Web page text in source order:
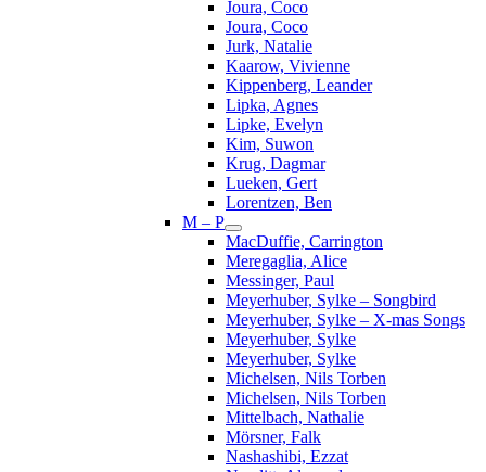
Joura, Coco
Joura, Coco
Jurk, Natalie
Kaarow, Vivienne
Kippenberg, Leander
Lipka, Agnes
Lipke, Evelyn
Kim, Suwon
Krug, Dagmar
Lueken, Gert
Lorentzen, Ben
M – P
MacDuffie, Carrington
Meregaglia, Alice
Messinger, Paul
Meyerhuber, Sylke – Songbird
Meyerhuber, Sylke – X-mas Songs
Meyerhuber, Sylke
Meyerhuber, Sylke
Michelsen, Nils Torben
Michelsen, Nils Torben
Mittelbach, Nathalie
Mörsner, Falk
Nashashibi, Ezzat